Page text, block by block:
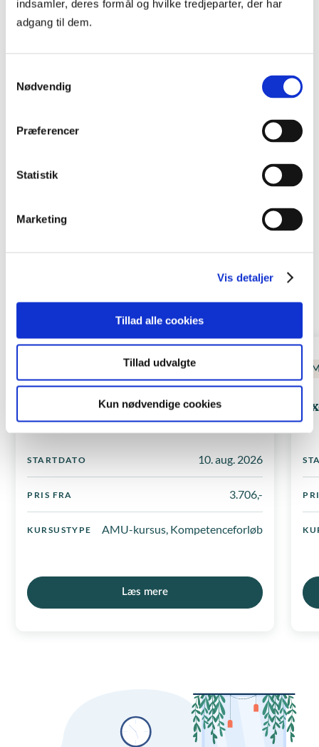
indsamler, deres formål og hvilke tredjeparter, der har
adgang til dem.
Nødvendig
Præferencer
Statistik
Marketing
Vis detaljer
Tillad alle cookies
Tillad udvalgte
Kun nødvendige cookies
Kursusinformationer
Premium kurser
Microsoft-programmer
Administrationspakken 360°
STARTDATO 10. aug. 2026
PRIS FRA 3.706,-
KURSUSTYPE AMU-kursus, Kompetenceforløb
Læs mere